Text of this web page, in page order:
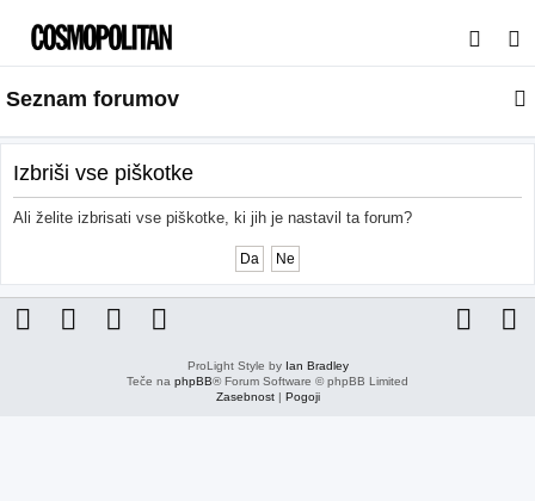
s
a
j
Seznam forumov
Izbriši vse piškotke
Ali želite izbrisati vse piškotke, ki jih je nastavil ta forum?
ProLight Style by Ian Bradley
Teče na phpBB® Forum Software © phpBB Limited
Zasebnost| Pogoji